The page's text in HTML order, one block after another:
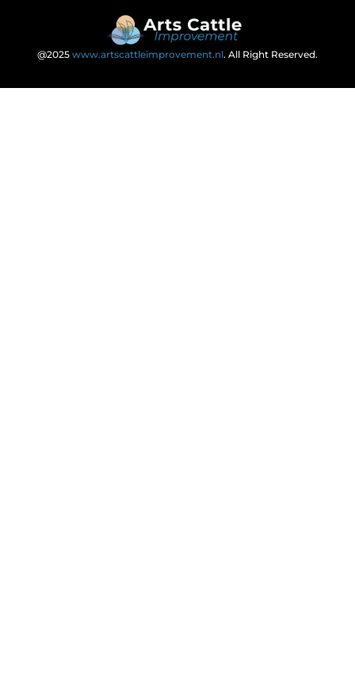
@2025 www.artscattleimprovement.nl. All Right Reserved.